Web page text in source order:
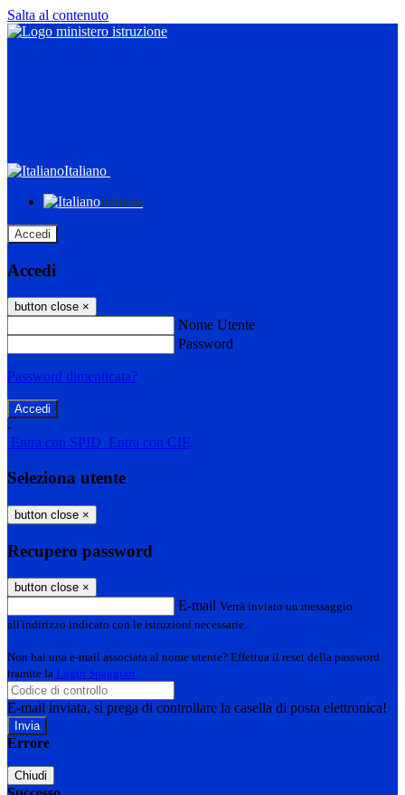
Salta al contenuto
Italiano
Italiano
Accedi
Accedi
button close ×
Nome Utente
Password
Password dimenticata?
-
Entra con SPID Entra con CIE
Seleziona utente
button close ×
Recupero password
button close ×
E-mail Verrà inviato un messaggio
all'indirizzo indicato con le istruzioni necessarie.
Non hai una e-mail associata al nome utente? Effettua il reset della password
tramite la Login Spaggiari
E-mail inviata, si prega di controllare la casella di posta elettronica!
Errore
Chiudi